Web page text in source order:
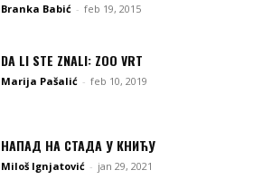
Branka Babić - feb 19, 2015
DA LI STE ZNALI: ZOO VRT
Marija Pašalić - feb 10, 2019
НАПАД НА СТАДА У КНИЋУ
Miloš Ignjatović - jan 29, 2021